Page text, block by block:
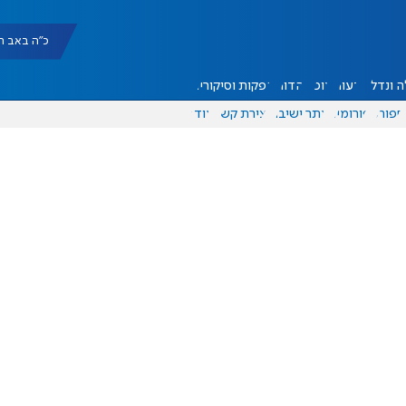
כ"ה באב תשפ"ו
ונדל"ן דעות אוכל יהדות הפקות וסיקורים
ספורט פורומים אתר ישיבה יצירת קשר עוד